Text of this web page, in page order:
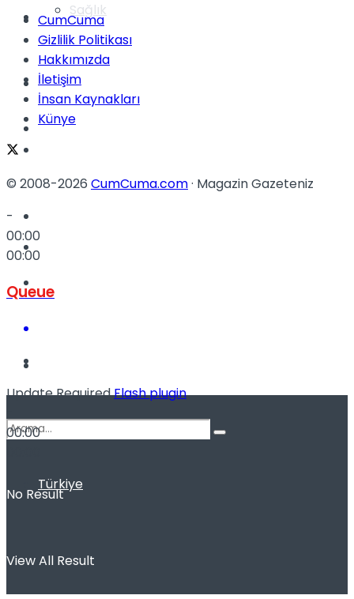
Sağlık
TV
Kadınca
Türkiye
Müzik
Sinema
No Result
View All Result
CumCuma
Gizlilik Politikası
Hakkımızda
İletişim
İnsan Kaynakları
Künye
© 2008-2026 CumCuma.com· Magazin Gazeteniz
-
00:00
00:00
Queue
Update RequiredFlash plugin
00:00